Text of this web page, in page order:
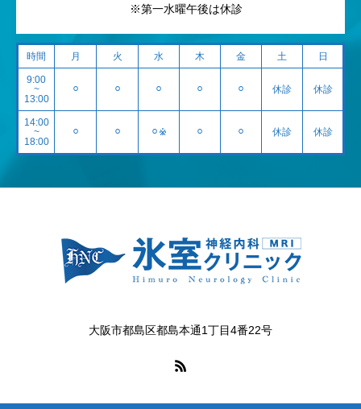
※第一水曜午後は休診
時間 月 火 水 木 金 土 日
9:00
~
13:00
⚪︎ ⚪︎ ⚪︎ ⚪︎ ⚪︎ 休診 休診
14:00
~
18:00
⚪︎ ⚪︎ ⚪︎※ ⚪︎ ⚪︎ 休診 休診
大阪市都島区都島本通1丁目4番22号